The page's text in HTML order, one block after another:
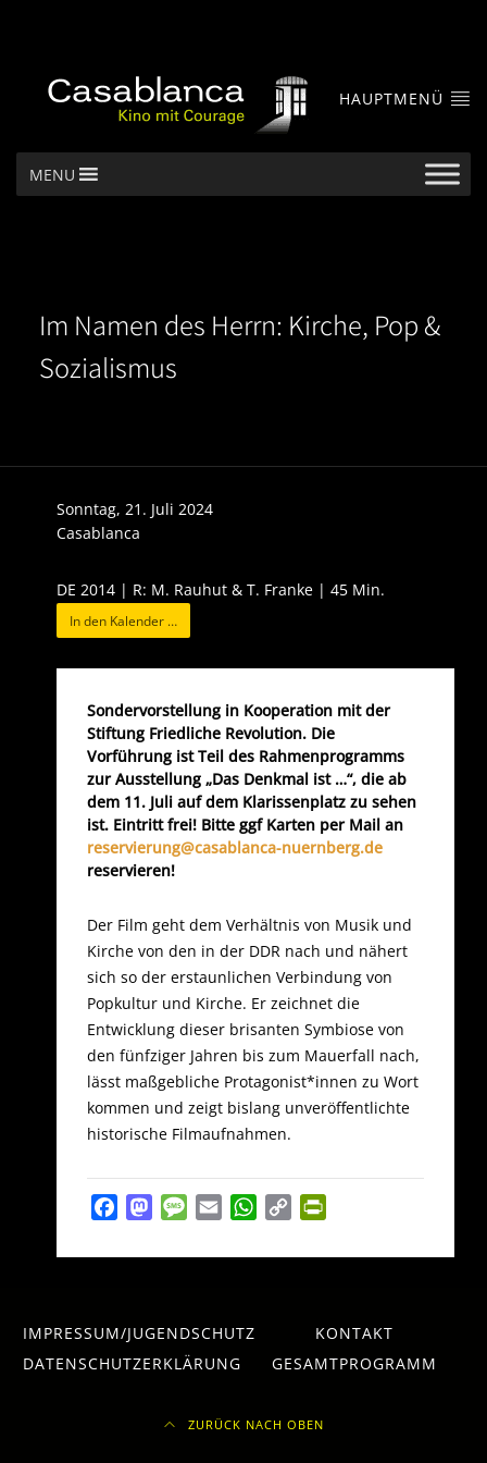
HAUPTMENÜ
MENU
Im Namen des Herrn: Kirche, Pop &
Sozialismus
Sondervorstellung in Kooperation mit der
Stiftung Friedliche Revolution. Die
Vorführung ist Teil des Rahmenprogramms
zur Ausstellung „Das Denkmal ist …“, die ab
dem 11. Juli auf dem Klarissenplatz zu sehen
ist. Eintritt frei! Bitte ggf Karten per Mail an
reservierung@casablanca-nuernberg.de
reservieren!
Der Film geht dem Verhältnis von Musik und
Kirche von den in der DDR nach und nähert
sich so der erstaunlichen Verbindung von
Popkultur und Kirche. Er zeichnet die
Entwicklung dieser brisanten Symbiose von
den fünfziger Jahren bis zum Mauerfall nach,
lässt maßgebliche Protagonist*innen zu Wort
kommen und zeigt bislang unveröffentlichte
historische Filmaufnahmen.
FacebookMastodon
Message
Email WhatsApp
Copy
Sonntag, 21. Juli 2024
Casablanca
DE 2014 | R: M. Rauhut & T. Franke | 45 Min.
In den Kalender …
IMPRESSUM/JUGENDSCHUTZ
KONTAKT
DATENSCHUTZERKLÄRUNG
GESAMTPROGRAMM
ZURÜCK NACH OBEN